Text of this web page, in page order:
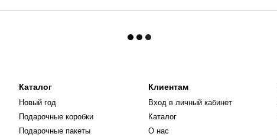
Каталог
Новый год
Подарочные коробки
Подарочные пакеты
Клиентам
Вход в личный кабинет
Каталог
О нас